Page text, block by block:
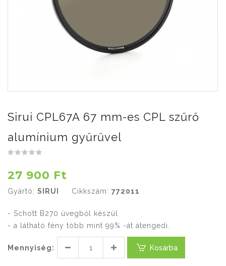
Sirui CPL67A 67 mm-es CPL szűrő
alumínium gyűrűvel
27 900 Ft
Gyártó: SIRUI Cikkszám: 772011
- Schott B270 üvegből készül
- a látható fény több mint 99% -át átengedi.
Mennyiség: Kosárba